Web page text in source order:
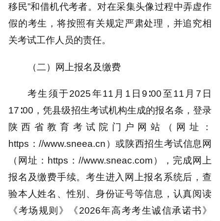
移民”和借机代考者。对在采集头像过程中弄虚作
假的考生，将按照有关规定严肃处理，并追究相
关考试工作人员的责任。
（二）网上报名及缴费
考生须于2025年11月1日9∶00至11月7日
17∶00，凭县级招生考试机构生成的报名条，登录
陕西省教育考试院门户网站（网址：
https：//www.sneea.cn）或陕西招生考试信息网
（网址：https：//www.sneac.com），完成网上
报名及缴费手续。考生进入网上报名系统后，查
验本人姓名、性别、身份证号等信息，认真阅读
《考场规则》《2026年高考考生诚信承诺书》